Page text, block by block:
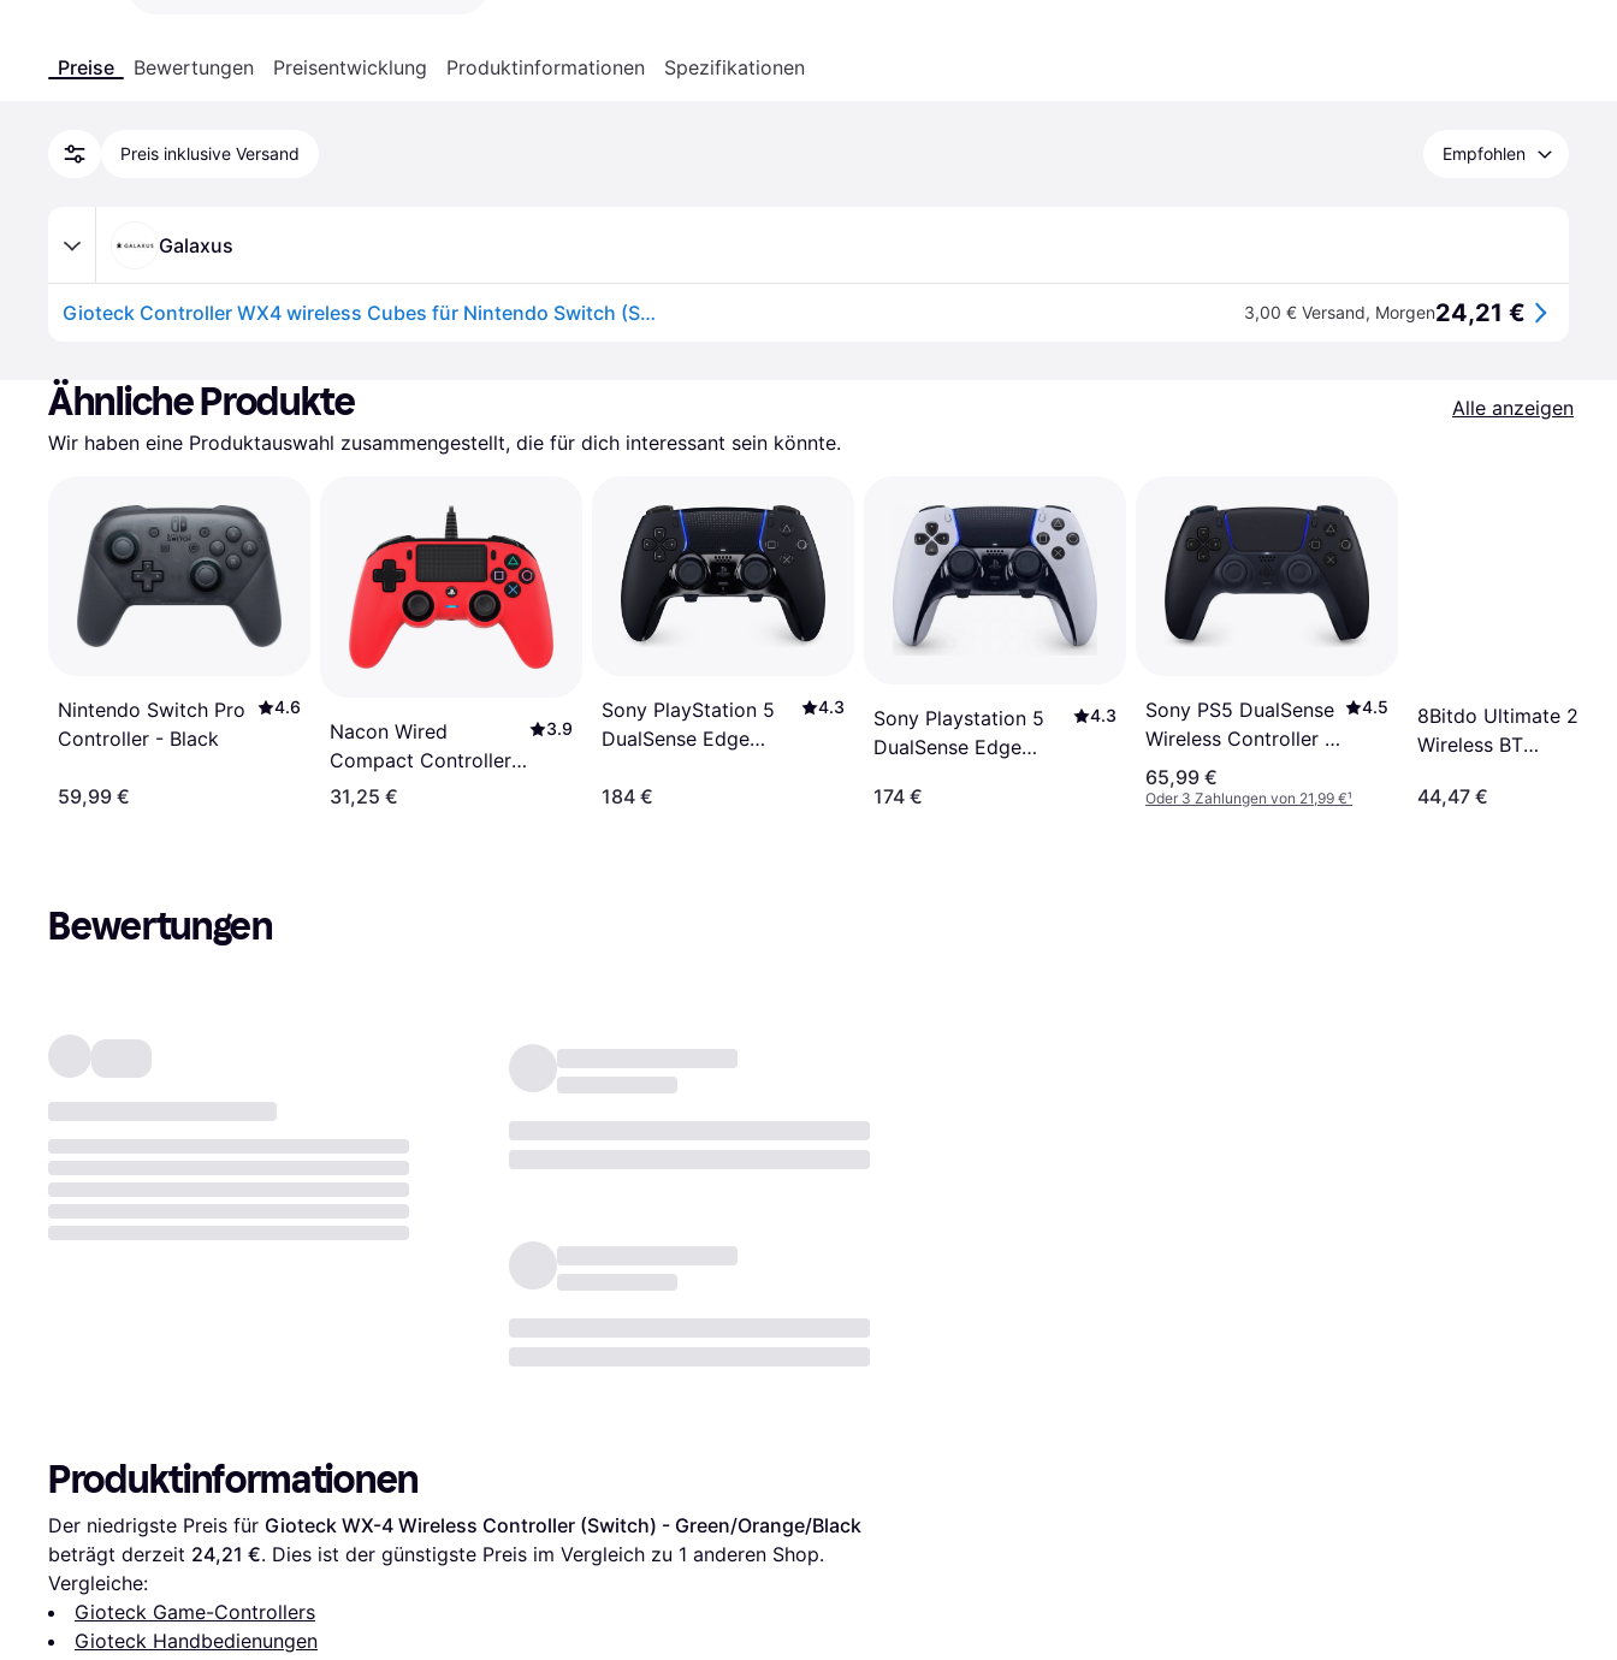
Preise Bewertungen Preisentwicklung Produktinformationen Spezifikationen
Preis inklusive Versand Empfohlen
Galaxus
Gioteck Controller WX4 wireless Cubes für Nintendo Switch (Switch), Gaming Controller, Schwarz, Mehrfarbig 3,00 € Versand, Morgen24,21 €
Ähnliche Produkte
Alle anzeigen
Wir haben eine Produktauswahl zusammengestellt, die für dich interessant sein könnte.
Nintendo Switch Pro
Controller - Black
4.6
59,99 €
Nacon Wired
Compact Controller
(PS4) - Red
3.9
31,25 €
Sony PlayStation 5
DualSense Edge
Midnight Black
4.3
184 €
Sony Playstation 5
DualSense Edge
White
4.3
174 €
Sony PS5 DualSense
Wireless Controller –
Midnight Black
4.5
65,99 €
Oder 3 Zahlungen von 21,99 €¹
8Bitdo Ultimate 2
Wireless BT
44,47 €
Bewertungen
Produktinformationen
Der niedrigste Preis für Gioteck WX-4 Wireless Controller (Switch) - Green/Orange/Black
beträgt derzeit 24,21 €. Dies ist der günstigste Preis im Vergleich zu 1 anderen Shop.
Vergleiche:
Gioteck Game-Controllers
Gioteck Handbedienungen